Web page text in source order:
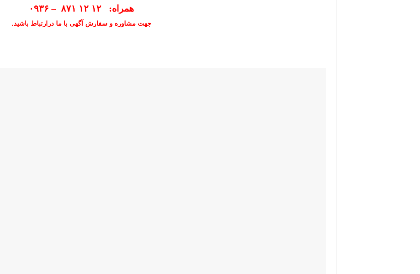
همراه: ۱۲ ۱۲ ۸۷۱ – ۰۹۳۶
جهت مشاوره و سفارش آگهی با ما درارتباط باشید.